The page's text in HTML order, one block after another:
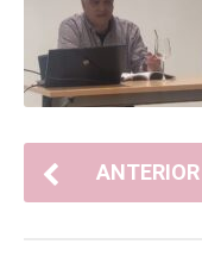
ANTERIOR